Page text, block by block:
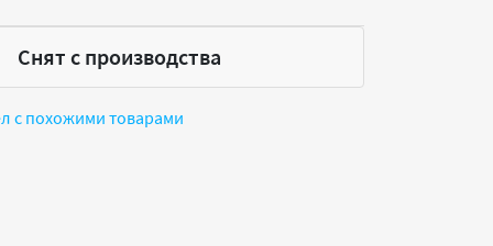
Снят с производства
с похожими товарами